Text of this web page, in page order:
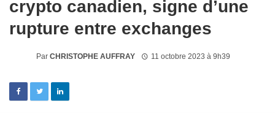
crypto canadien, signe d’une
rupture entre exchanges
Par CHRISTOPHE AUFFRAY 11 octobre 2023 à 9h39